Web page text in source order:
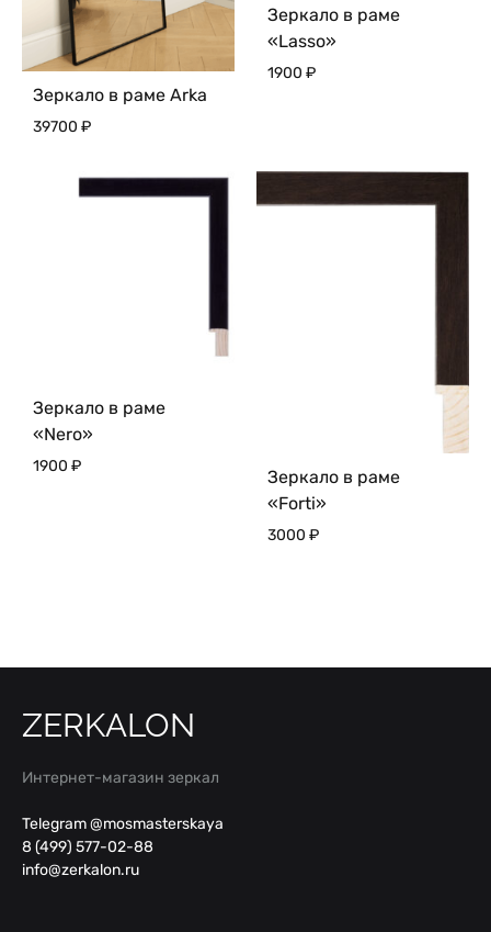
Зеркало в раме Arka
39700 ₽
Зеркало в раме
«Lasso»
1900 ₽
Зеркало в раме
«Nero»
1900 ₽
Зеркало в раме
«Forti»
3000 ₽
ZERKALON
Интернет-магазин зеркал
Telegram @mosmasterskaya
8 (499) 577-02-88
info@zerkalon.ru